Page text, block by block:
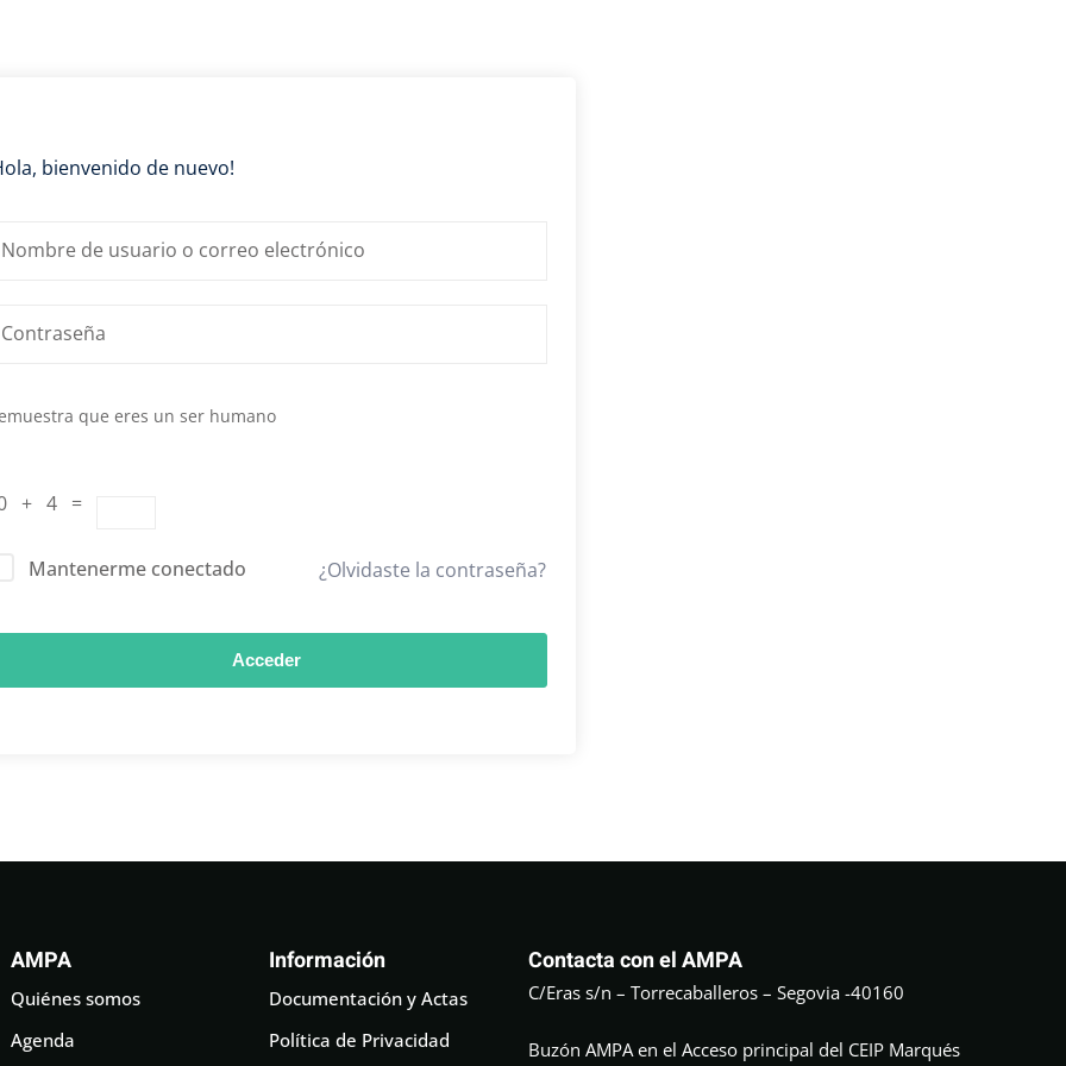
bienvenido de nuevo!
que eres un ser humano
+ 4 =
Mantenerme conectado ¿Olvidaste la contraseña?
Acceder
AMPA
Quiénes somos
Agenda
Información
Documentación y Actas
Política de Privacidad
Contacta con el AMPA
C/Eras s/n – Torrecaballeros – Segovia -40160
Buzón AMPA en el Acceso principal del CEIP Marqués